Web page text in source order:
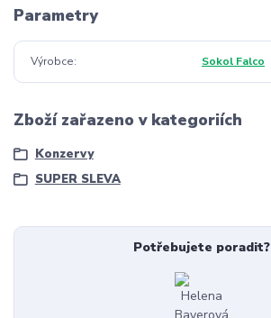
Parametry
Výrobce Sokol Falco
Zboží zařazeno v kategoriích
Konzervy
SUPER SLEVA
Potřebujete poradit?